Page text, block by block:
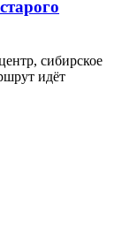
сибирское
идёт